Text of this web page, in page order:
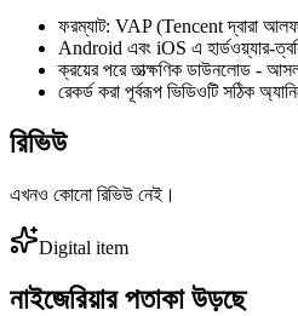
ফরম্যাট: VAP (Tencent দ্বারা
Android এবং iOS এ হার্ডওয়্যার-
ক্রয়ের পরে তাত্ক্ষণিক ডাউনলোড -
রেকর্ড করা পূর্বরূপ ভিডিওটি সঠিক
রিভিউ
এখনও কোনো রিভিউ নেই।
Digital item
নাইজেরিয়ার পতাকা উড়ছে